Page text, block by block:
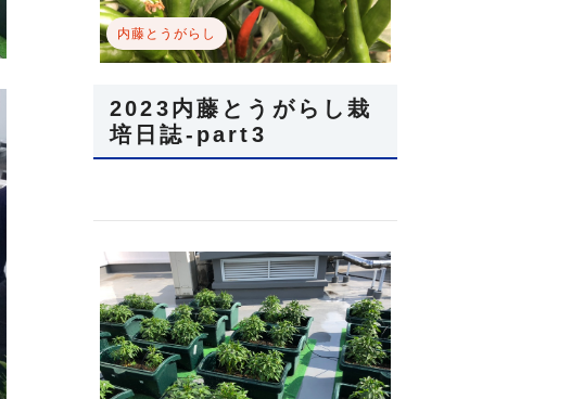
内藤とうがらし
2023内藤とうがらし栽
培日誌-part3